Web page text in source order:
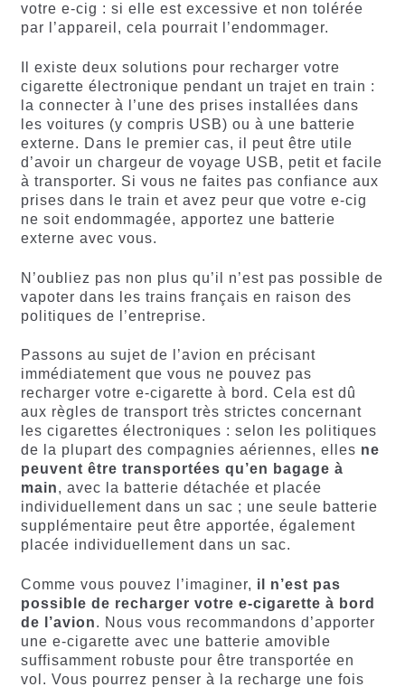
votre e-cig : si elle est excessive et non tolérée
par l’appareil, cela pourrait l’endommager.
Il existe deux solutions pour recharger votre
cigarette électronique pendant un trajet en train :
la connecter à l’une des prises installées dans
les voitures (y compris USB) ou à une batterie
externe. Dans le premier cas, il peut être utile
d’avoir un chargeur de voyage USB, petit et facile
à transporter. Si vous ne faites pas confiance aux
prises dans le train et avez peur que votre e-cig
ne soit endommagée, apportez une batterie
externe avec vous.
N’oubliez pas non plus qu’il n’est pas possible de
vapoter dans les trains français en raison des
politiques de l’entreprise.
Passons au sujet de l’avion en précisant
immédiatement que vous ne pouvez pas
recharger votre e-cigarette à bord. Cela est dû
aux règles de transport très strictes concernant
les cigarettes électroniques : selon les politiques
de la plupart des compagnies aériennes, elles ne
peuvent être transportées qu’en bagage à
main, avec la batterie détachée et placée
individuellement dans un sac ; une seule batterie
supplémentaire peut être apportée, également
placée individuellement dans un sac.
Comme vous pouvez l’imaginer, il n’est pas
possible de recharger votre e-cigarette à bord
de l’avion. Nous vous recommandons d’apporter
une e-cigarette avec une batterie amovible
suffisamment robuste pour être transportée en
vol. Vous pourrez penser à la recharge une fois